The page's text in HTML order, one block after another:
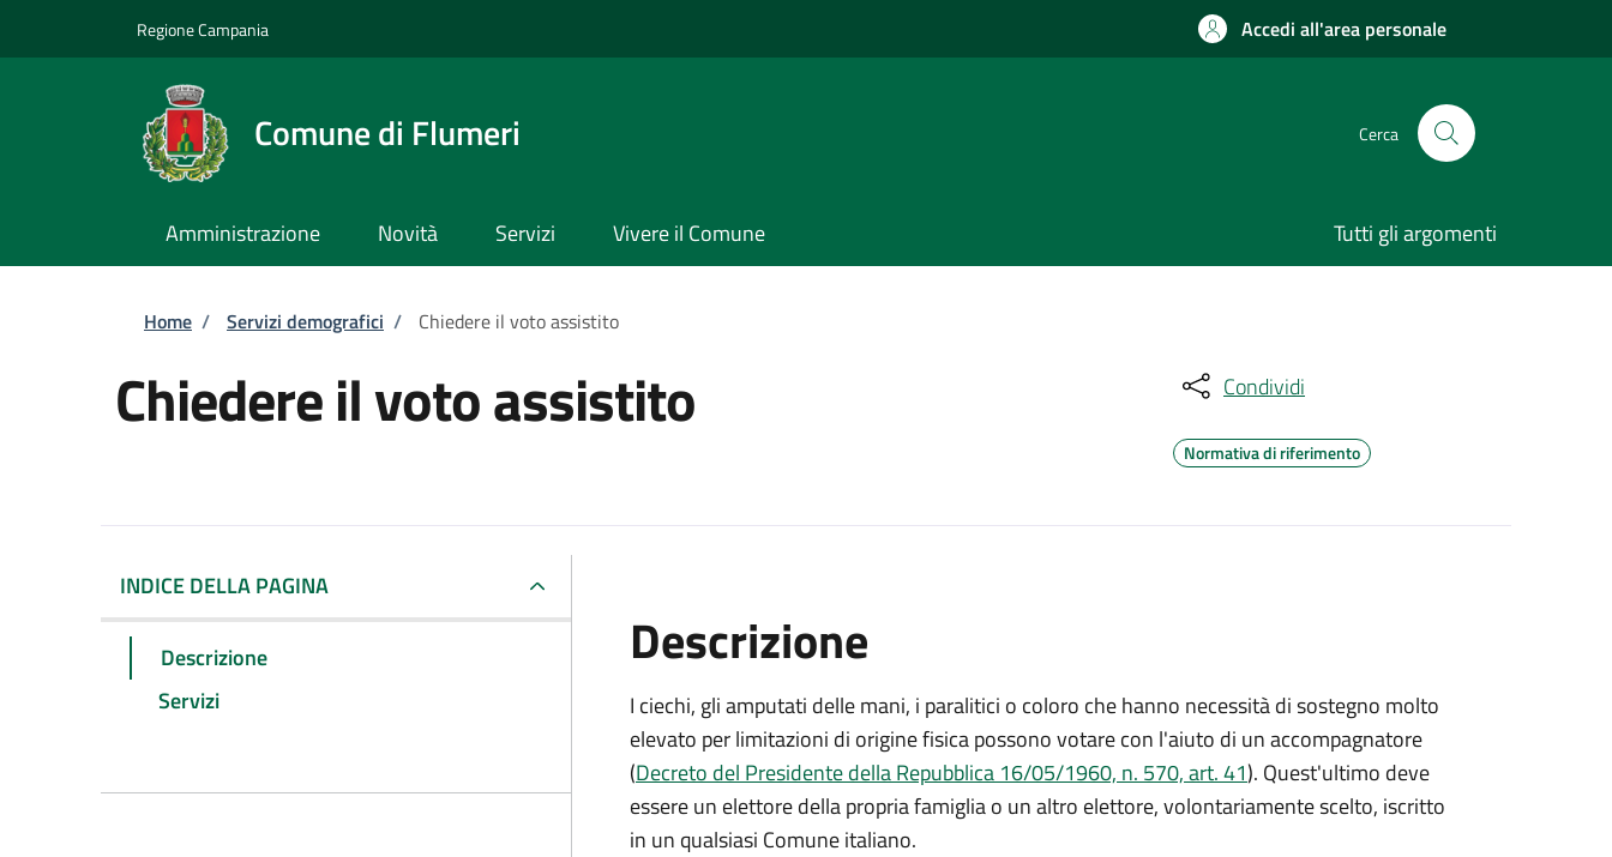
Regione Campania Accedi all'area personale
Comune di Flumeri Cerca
Amministrazione Novità Servizi Vivere il Comune Tutti gli argomenti
Briciole di pane
Home / Servizi demografici / Chiedere il voto assistito
Chiedere il voto assistito Condividi
Normativa di riferimento
INDICE DELLA PAGINA
Descrizione
Servizi
Descrizione
I ciechi, gli amputati delle mani, i paralitici o coloro che hanno necessità di sostegno molto
elevato per limitazioni di origine fisica possono votare con l'aiuto di un accompagnatore
(Decreto del Presidente della Repubblica 16/05/1960, n. 570, art. 41). Quest'ultimo deve
essere un elettore della propria famiglia o un altro elettore, volontariamente scelto, iscritto
in un qualsiasi Comune italiano.